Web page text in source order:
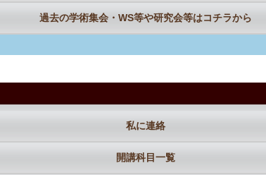
過去の学術集会・WS等や研究会等はコチラから
私に連絡
開講科目一覧